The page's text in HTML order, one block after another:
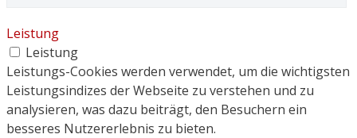
Leistung
Leistung
Leistungs-Cookies werden verwendet, um die wichtigsten
Leistungsindizes der Webseite zu verstehen und zu
analysieren, was dazu beiträgt, den Besuchern ein
besseres Nutzererlebnis zu bieten.